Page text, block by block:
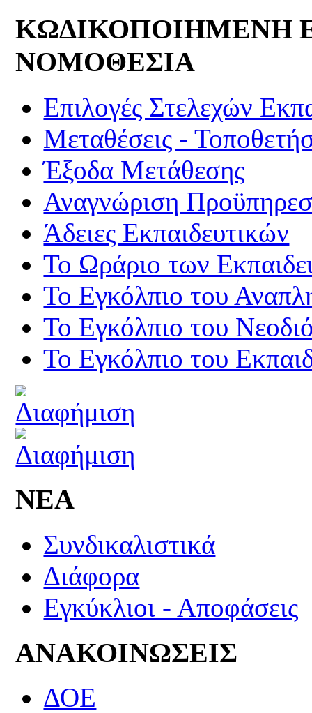
ΚΩΔΙΚΟΠΟΙΗΜΕΝΗ
ΝΟΜΟΘΕΣΙΑ
Επιλογές Στελεχών
Μεταθέσεις -
Έξοδα Μετάθεσης
Αναγνώριση
Άδειες Εκπαιδευτικών
Το Ωράριο των
Το Εγκόλπιο του
Το Εγκόλπιο του
Το Εγκόλπιο του
ΝΕΑ
Συνδικαλιστικά
Διάφορα
Εγκύκλιοι - Αποφάσεις
ΑΝΑΚΟΙΝΩΣΕΙΣ
ΔΟΕ